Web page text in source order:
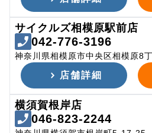
サイクルズ相模原駅前店
042-776-3196
神奈川県相模原市中央区相模原8
店舗詳細
横須賀根岸店
046-823-2244